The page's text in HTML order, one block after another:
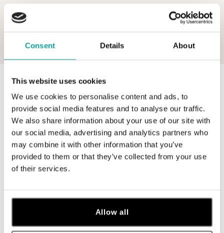
Consent Details About
This website uses cookies
We use cookies to personalise content and ads, to
provide social media features and to analyse our traffic.
We also share information about your use of our site with
our social media, advertising and analytics partners who
may combine it with other information that you’ve
provided to them or that they’ve collected from your use
of their services.
Allow all
0 z 0 produktov
V katalógu nie sú žiadne produkty.
Prihláste sa na odber newslettera
trh.